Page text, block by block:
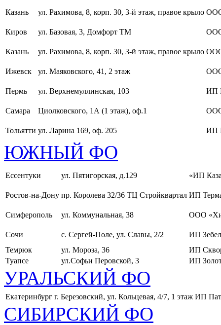
Казань ул. Рахимова, 8, корп. 30, 3-й этаж, правое крыло
Киров ул. Базовая, 3, Домфорт ТМ
Казань ул. Рахимова, 8, корп. 30, 3-й этаж, правое крыло
Ижевск ул. Маяковского, 41, 2 этаж
Пермь ул. Верхнемуллинская, 103 ИП
Самара Циолковского, 1А (1 этаж), оф.1
Тольятти ул. Ларина 169, оф. 205 ИП
ЮЖНЫЙ ФО
Ессентуки ул. Пятигорская, д.129 «ИП
Ростов-на-Дону пр. Королева 32/36 ТЦ Стройквартал ИП
Симферополь ул. Коммунальная, 38 ООО
Сочи с. Сергей-Поле, ул. Славы, 2/2
ИП
Темрюк
ул. Мороза, 36
ИП
Туапсе
ул.Софьи Перовской, 3 ИП
УРАЛЬСКИЙ ФО
Екатеринбург г. Березовский, ул. Кольцевая, 4/7, 1 этаж ИП
СИБИРСКИЙ ФО